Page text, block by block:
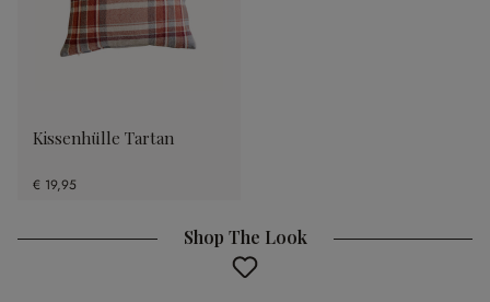
Kissenhülle Tartan
€ 19,95
Shop The Look